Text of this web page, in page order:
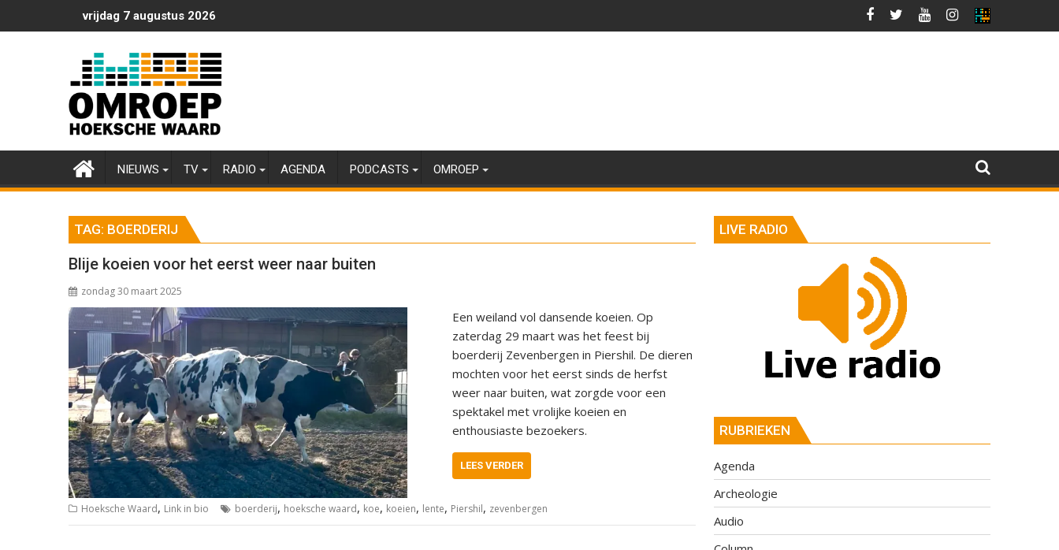
naar
vrijdag 7 augustus 2026
NIEUWS TV RADIO AGENDA PODCASTS OMROEP
TAG: BOERDERIJ
Blije koeien voor het eerst weer naar buiten
zondag 30 maart 2025
Een weiland vol dansende koeien. Op
zaterdag 29 maart was het feest bij
boerderij Zevenbergen in Piershil. De dieren
mochten voor het eerst sinds de herfst
weer naar buiten, wat zorgde voor een
spektakel met vrolijke koeien en
enthousiaste bezoekers.
LEES VERDER
Hoeksche Waard, Link in bio boerderij, hoeksche waard, koe, koeien, lente, Piershil, zevenbergen
LIVE RADIO
RUBRIEKEN
Agenda
Archeologie
Audio